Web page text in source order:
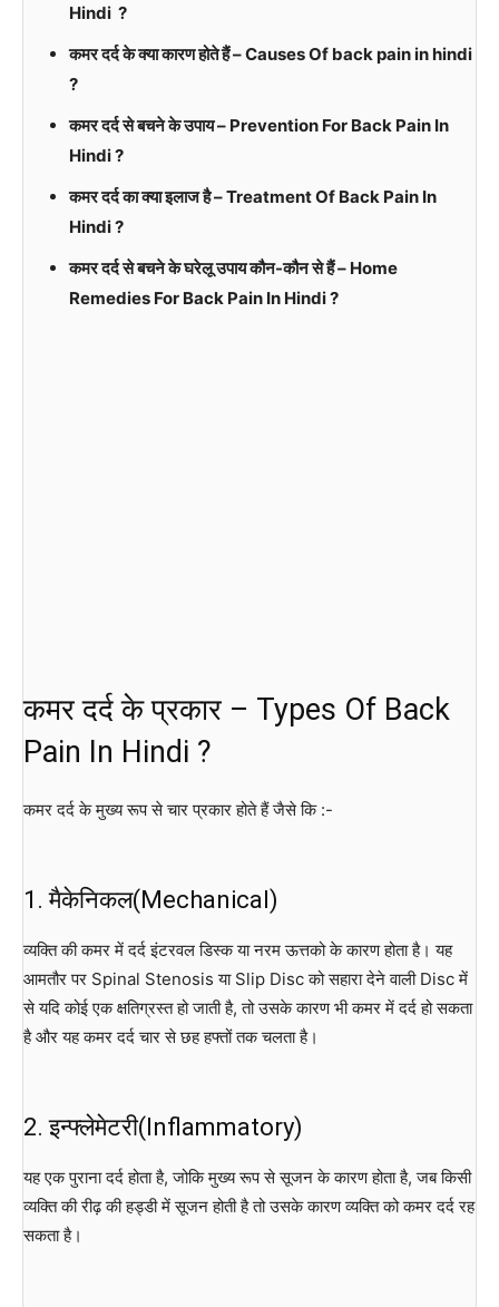
Hindi ?
कमर दर्द के क्या कारण होते हैं – Causes Of back pain in hindi
?
कमर दर्द से बचने के उपाय – Prevention For Back Pain In
Hindi ?
कमर दर्द का क्या इलाज है – Treatment Of Back Pain In
Hindi ?
कमर दर्द से बचने के घरेलू उपाय कौन-कौन से हैं – Home
Remedies For Back Pain In Hindi ?
कमर दर्द के प्रकार – Types Of Back
Pain In Hindi ?
कमर दर्द के मुख्य रूप से चार प्रकार होते हैं जैसे कि :-
1. मैकेनिकल(Mechanical)
व्यक्ति की कमर में दर्द इंटरवल डिस्क या नरम ऊत्तको के कारण होता है। यह
आमतौर पर Spinal Stenosis या Slip Disc को सहारा देने वाली Disc में
से यदि कोई एक क्षतिग्रस्त हो जाती है, तो उसके कारण भी कमर में दर्द हो सकता
है और यह कमर दर्द चार से छह हफ्तों तक चलता है।
2. इन्फ्लेमेटरी(Inflammatory)
यह एक पुराना दर्द होता है, जोकि मुख्य रूप से सूजन के कारण होता है, जब किसी
व्यक्ति की रीढ़ की हड्डी में सूजन होती है तो उसके कारण व्यक्ति को कमर दर्द रह
सकता है।